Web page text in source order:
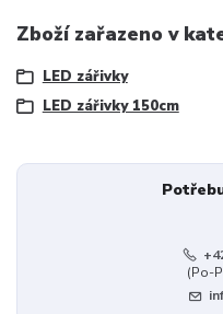
Zboží zařazeno v
LED zářivky
LED zářivky 150cm
(Po-